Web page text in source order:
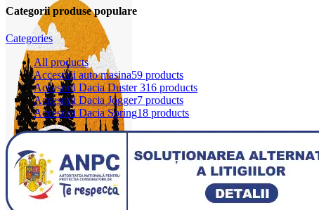
Categorii produse populare
Categories
Allproducts
Accesorii auto masina59 products
Accesorii Dacia Duster 316 products
Accesorii Dacia Jogger7 products
Accesorii Dacia Spring18 products